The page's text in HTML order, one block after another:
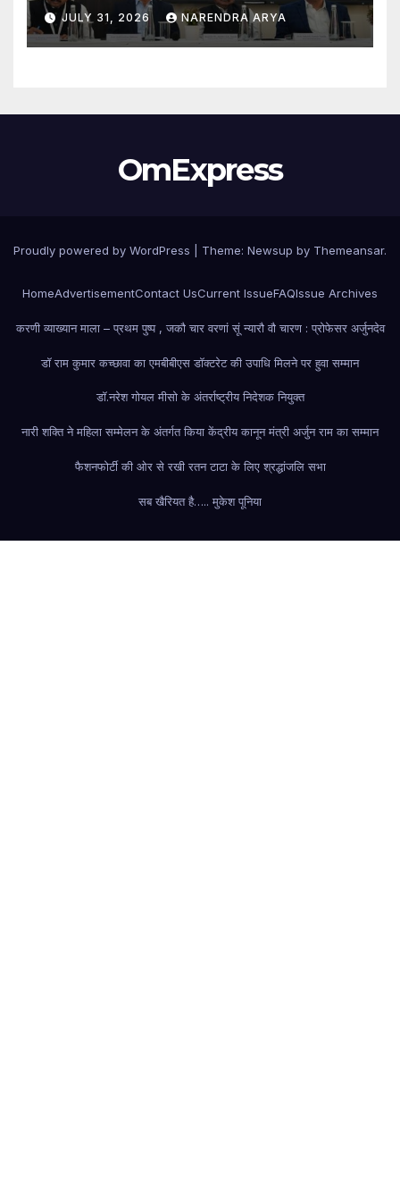
स्वागत बीबीए एलएल.बी. (ऑनर्स) 2026–31
एवं एलएल.एम. 2026–27 पाठ्यक्रमों के
विद्यार्थियों ने शुरू की अपनी शैक्षणिक यात्रा
JULY 31, 2026 NARENDRA ARYA
OmExpress
Proudly powered by WordPress Theme: Newsup by Themeansar.
HomeAdvertisementContact UsCurrent IssueFAQIssue Archives
करणी व्याख्यान माला – प्रथम पुष्प , जकौ चार वरणां सूं न्यारौ वौ चारण : प्रोफेसर अर्जुनदेव
डॉ राम कुमार कच्छावा का एमबीबीएस डॉक्टरेट की उपाधि मिलने पर हुवा सम्मान
डॉ.नरेश गोयल मीसो के अंतर्राष्ट्रीय निदेशक नियुक्त
नारी शक्ति ने महिला सम्मेलन के अंतर्गत किया केंद्रीय कानून मंत्री अर्जुन राम का सम्मान
फैशनफोर्टी की ओर से रखी रतन टाटा के लिए श्रद्धांजलि सभा
सब खैरियत है….. मुकेश पूनिया